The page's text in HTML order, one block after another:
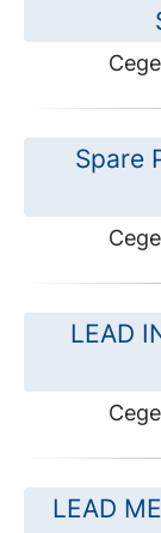
Spare
LEAD
LEAD